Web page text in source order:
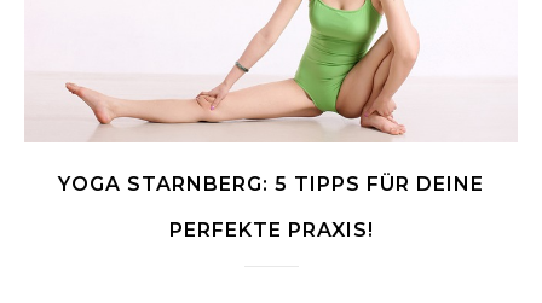
YOGA STARNBERG: 5 TIPPS FÜR DEINE
PERFEKTE PRAXIS!